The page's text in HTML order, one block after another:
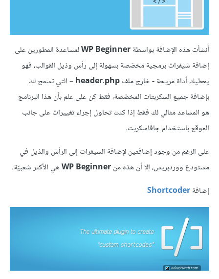
أُنشأت هذه الإضافة بواسطةWP Beginnerلمساعدة المطورين على
إضافة شيفرات برمجية مخصّصة بسهولة إلى رأس وذيل القوالب، فهو
يعطيك أداة مريحة-خارج ملفheader.php –
التي تسمح لك
بإضافة جميع السكربتات المخصّصة، فقط كن على علم بأن هذا البرنامج
هو المساعد مثالي لك فقط إذا كنت تحاول إجراء تغييرات على جانب
الموقع باستخدام جافاسكربت.
على الرغم من وجود إضافتين لإضافة الشيفرات إلى الرأس والذيل في
مستودع ووردبريس، إلا أن هذه منWP Beginnerهي الأكثر شعبيّة.
إضافةShortcoder